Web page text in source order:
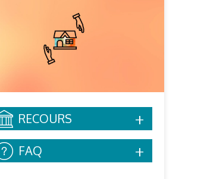
RECOURS
FAQ